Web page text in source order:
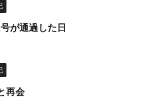
が通過した日
再会